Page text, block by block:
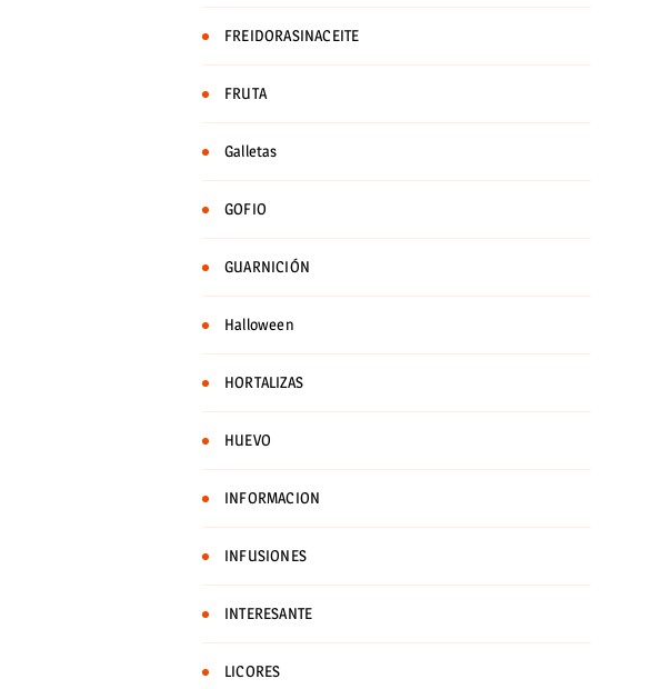
FREIDORASINACEITE
FRUTA
Galletas
GOFIO
GUARNICIÓN
Halloween
HORTALIZAS
HUEVO
INFORMACION
INFUSIONES
INTERESANTE
LICORES